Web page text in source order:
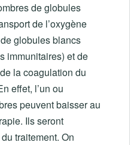
de globules
de l’oxygène
globules blancs
immunitaires) et de
la coagulation du
effet, l’un ou
peuvent baisser au
Ils seront
traitement. On